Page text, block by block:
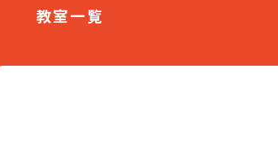
教室一覧